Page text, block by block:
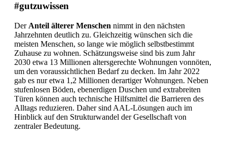
#gutzuwissen
Der Anteil älterer Menschen nimmt in den nächsten
Jahrzehnten deutlich zu. Gleichzeitig wünschen sich die
meisten Menschen, so lange wie möglich selbstbestimmt
Zuhause zu wohnen. Schätzungsweise sind bis zum Jahr
2030 etwa 13 Millionen altersgerechte Wohnungen vonnöten,
um den voraussichtlichen Bedarf zu decken. Im Jahr 2022
gab es nur etwa 1,2 Millionen derartiger Wohnungen. Neben
stufenlosen Böden, ebenerdigen Duschen und extrabreiten
Türen können auch technische Hilfsmittel die Barrieren des
Alltags reduzieren. Daher sind AAL-Lösungen auch im
Hinblick auf den Strukturwandel der Gesellschaft von
zentraler Bedeutung.